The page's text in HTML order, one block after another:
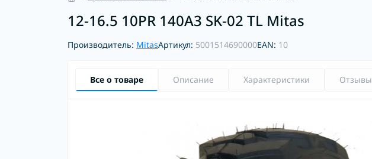
12-16.5 10PR 140A3 SK-02 TL Mitas
Производитель: MitasАртикул: 5001514690000EAN: 10
Все о товаре Описание Характеристики Отзывы